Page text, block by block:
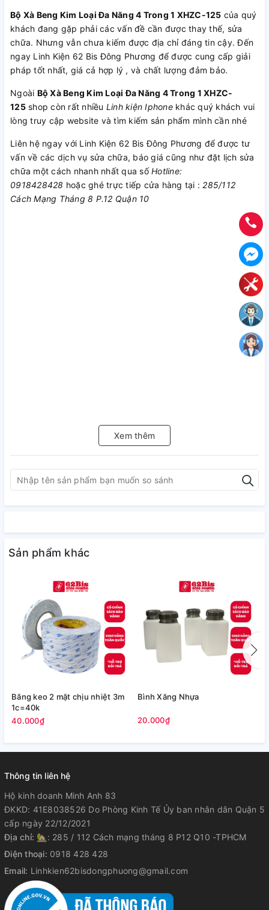
Bộ Xà Beng Kim Loại Đa Năng 4 Trong 1 XHZC-125 của quý
khách đang gặp phải các vấn đề cần được thay thế, sửa
chữa. Nhưng vẫn chưa kiếm được địa chỉ đáng tin cậy. Đến
ngay Linh Kiện 62 Bis Đông Phương để được cung cấp giải
pháp tốt nhất, giá cả hợp lý , và chất lượng đảm bảo.
Ngoài Bộ Xà Beng Kim Loại Đa Năng 4 Trong 1 XHZC-
125shop còn rất nhiều Linh kiện Iphonekhác quý khách vui
lòng truy cập website và tìm kiếm sản phẩm mình cần nhé
Liên hệ ngay với Linh Kiện 62 Bis Đông Phương để được tư
vấn về các dịch vụ sửa chữa, báo giá cũng như đặt lịch sửa
chữa một cách nhanh nhất qua sốHotline:
0918428428 hoặc ghé trực tiếp cửa hàng tại : 285/112
Cách Mạng Tháng 8 P.12 Quận 10
Xem thêm
Sản phẩm khác
Băng keo 2 mặt chịu nhiệt 3m
1c=40k
40.000₫
Bình Xăng Nhựa
20.000₫
Thông tin liên hệ
Hộ kinh doanh Minh Anh 83
ĐKKD: 41E8038526 Do Phòng Kinh Tế Ủy ban nhân dân Quận 5
cấp ngày 22/12/2021
Địa chỉ: 🏡: 285 / 112 Cách mạng tháng 8 P12 Q10 -TPHCM
Điện thoại: 0918 428 428
Email: Linhkien62bisdongphuong@gmail.com